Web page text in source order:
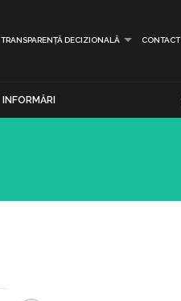
TRANSPARENȚĂ DECIZIONALĂ CONTACT
INFORMĂRI